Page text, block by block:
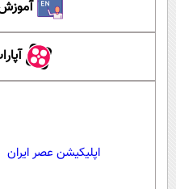
اپلیکیشن عصر ایران